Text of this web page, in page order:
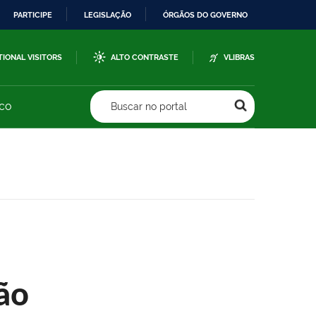
PARTICIPE LEGISLAÇÃO ÓRGÃOS DO GOVERNO
VISITORS ALTO CONTRASTE VLIBRAS
Buscar no portal